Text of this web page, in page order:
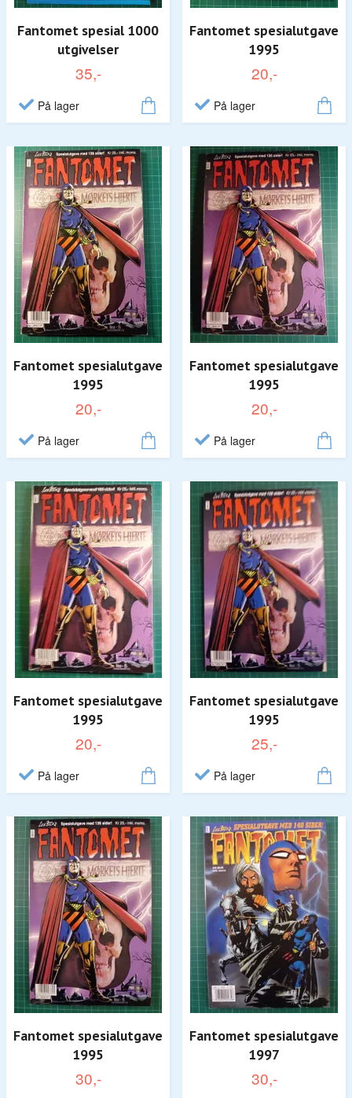
Fantomet spesial 1000
utgivelser
35,-
På lager
Fantomet spesialutgave
1995
20,-
På lager
Fantomet spesialutgave
1995
20,-
På lager
Fantomet spesialutgave
1995
20,-
På lager
Fantomet spesialutgave
1995
20,-
På lager
Fantomet spesialutgave
1995
25,-
På lager
Fantomet spesialutgave
1995
30,-
Fantomet spesialutgave
1997
30,-